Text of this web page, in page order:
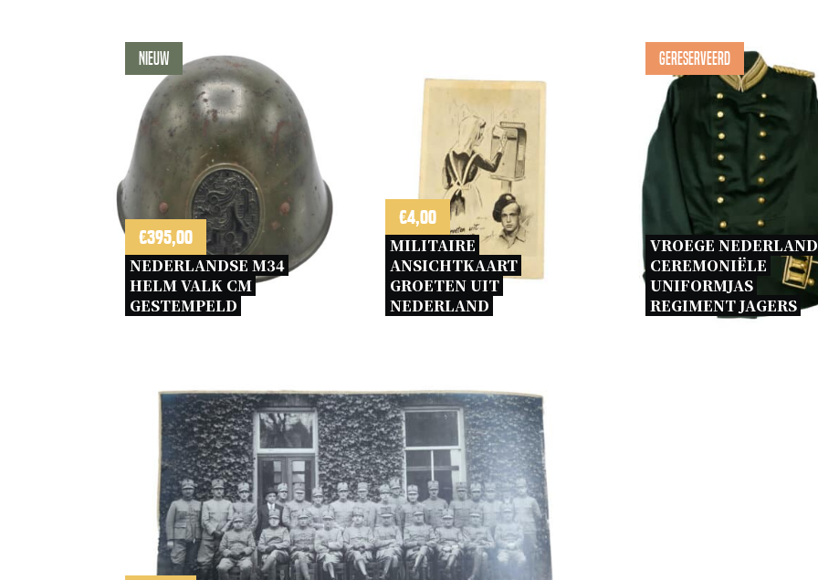
Nieuw
€395,00
NEDERLANDSE M34
HELM VALK CM
GESTEMPELD
€4,00
MILITAIRE
ANSICHTKAART
GROETEN UIT
NEDERLAND
Gereserveerd
VROEGE
CEREMONIËLE
UNIFORMJAS
REGIMENT JAGERS